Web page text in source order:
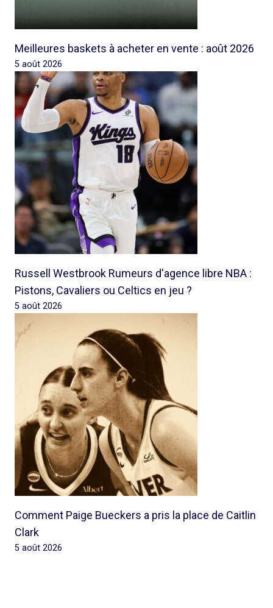
Meilleures baskets à acheter en vente : août 2026
5 août 2026
Russell Westbrook Rumeurs d'agence libre NBA :
Pistons, Cavaliers ou Celtics en jeu ?
5 août 2026
Comment Paige Bueckers a pris la place de Caitlin
Clark
5 août 2026